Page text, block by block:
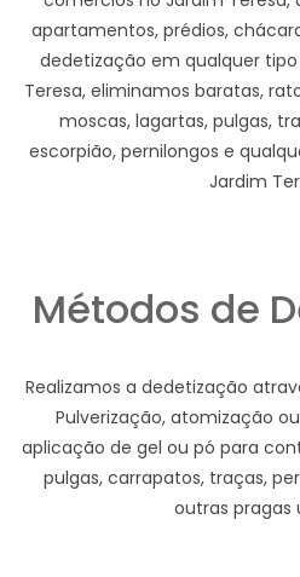
apartamentos, prédios,
dedetização em qualquer
Teresa, eliminamos baratas,
moscas, lagartas, pulgas,
escorpião, pernilongos e
Jardim
Métodos de
Realizamos a dedetização
Pulverização, atomização
aplicação de gel ou pó para
pulgas, carrapatos, traças,
outras pragas